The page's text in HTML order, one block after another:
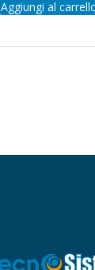
Aggiungi al